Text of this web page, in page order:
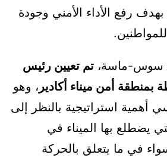
بهدف رفع الأداء الأمني وجودة
سوس-ماسة، تم تعيين رئيس
بمنطقة أمن ميناء أكادير ، وهو
أهمية استراتيجية بالنظر إلى
يضطلع بها الميناء في
في ما يتعلق بالحركة